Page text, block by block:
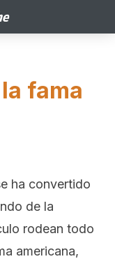
fama
ha convertido
de la
rodean todo
americana,